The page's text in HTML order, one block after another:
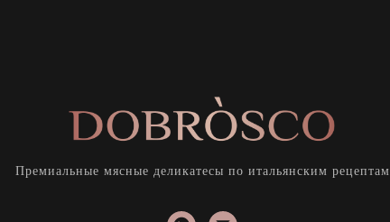
Премиальные мясные деликатесы по итальянским рецептам